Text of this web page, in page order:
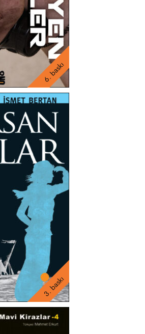
6. baskı
3. baskı